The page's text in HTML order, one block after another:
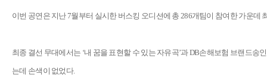
이번 공연은 지난 7월부터 실시한 버스킹 오디션에 총 286개팀이 참여한 가운
최종 결선 무대에서는 ‘내 꿈을 표현할 수 있는 자유곡’과 DB손해보험 브랜드
는데 손색이 없었다.